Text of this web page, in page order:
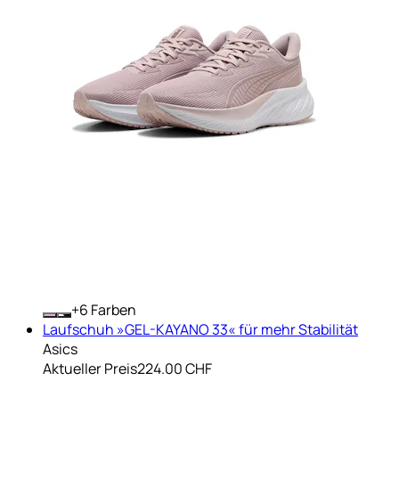
+
Farben
Laufschuh »GEL-KAYANO 33« für mehr Stabilität
Asics
Aktueller Preis224.00 CHF